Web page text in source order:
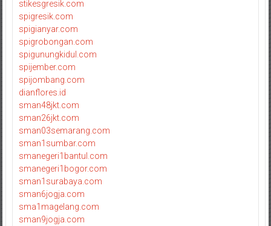
stikesgresik.com
spigresik.com
spigianyar.com
spigrobongan.com
spigunungkidul.com
spijember.com
spijombang.com
dianflores.id
sman48jkt.com
sman26jkt.com
sman03semarang.com
sman1sumbar.com
smanegeri1bantul.com
smanegeri1bogor.com
sman1surabaya.com
sman6jogja.com
sma1magelang.com
sman9jogja.com